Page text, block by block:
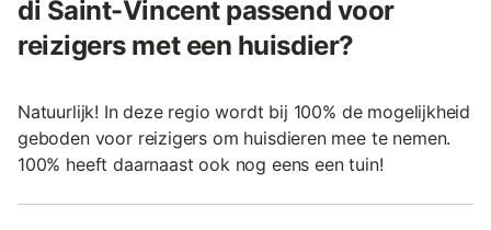
di Saint-Vincent passend voor
reizigers met een huisdier?
Natuurlijk! In deze regio wordt bij 100% de mogelijkheid
geboden voor reizigers om huisdieren mee te nemen.
100% heeft daarnaast ook nog eens een tuin!